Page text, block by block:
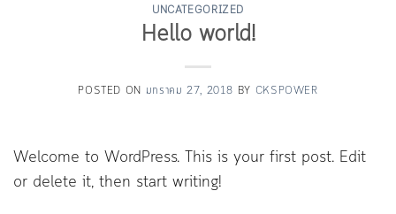
UNCATEGORIZED
Hello world!
POSTED ON มกราคม 27, 2018 BY CKSPOWER
Welcome to WordPress. This is your first post. Edit
or delete it, then start writing!